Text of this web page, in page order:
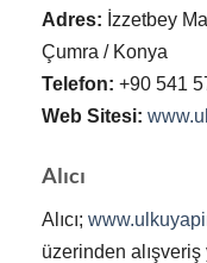
Adres: İzzetbey
Çumra / Konya
Telefon: +90 541
Web Sitesi:
Alıcı
Alıcı;
üzerinden